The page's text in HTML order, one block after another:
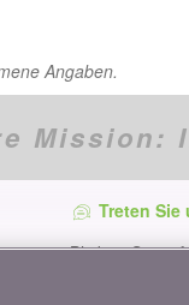
Angaben.
Mission:
Treten Sie
Bleiben Sie
alle